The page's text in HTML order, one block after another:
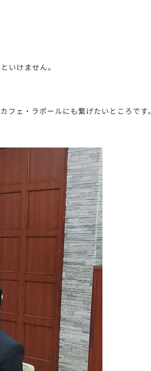
いけません。
フェ・ラポールにも繋げたいところです。